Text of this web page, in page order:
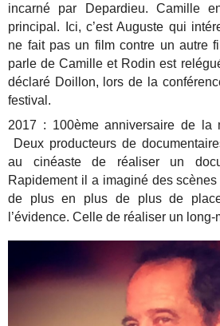
incarné par Depardieu. Camille
principal. Ici, c’est Auguste qui
ne fait pas un film contre un autre
parle de Camille et Rodin est
déclaré Doillon, lors de la
festival.
2017 : 100ème anniversaire de la
Deux producteurs de
au cinéaste de réaliser un
Rapidement il a imaginé des
de plus en plus de plus de
l’évidence. Celle de réaliser un long-